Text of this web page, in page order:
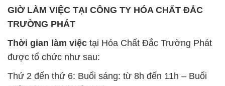
Chủ nhật: Nghỉ chủ nhật hàng tuần
Chúng tôi rất trân trọng thời gian và cam kết tuân
thủ giờ làm việc để đảm bảo sự hỗ trợ tốt nhất cho
nhất của nhân viên.